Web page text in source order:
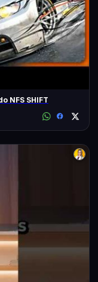
NFS SHIFT